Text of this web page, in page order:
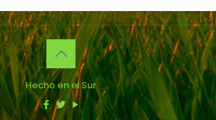
Hecho en el Sur